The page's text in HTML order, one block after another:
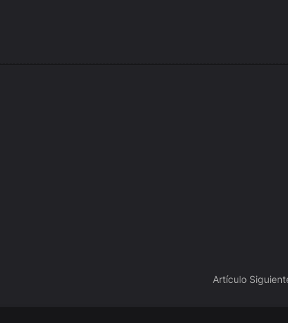
Artículo